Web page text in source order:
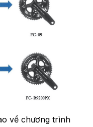
về chương trình